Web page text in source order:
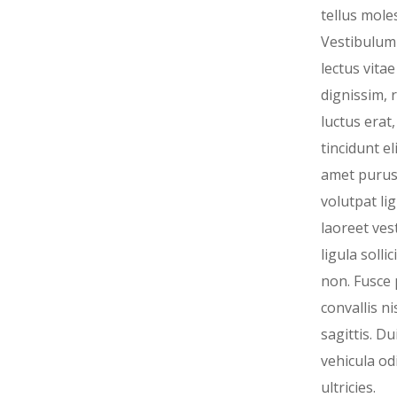
tellus
lectus
dignissim,
luctus
tincidunt
amet
volutpat
laoreet
ligula
non.
convallis
sagittis.
vehicula
ultricies.